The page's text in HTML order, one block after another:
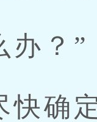
？”
确